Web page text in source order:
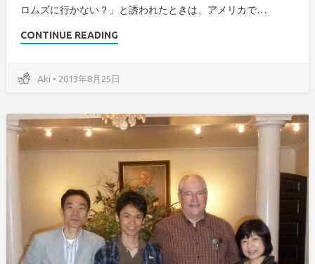
ロムズに行かない？」と誘われたときは、アメリカで…
CONTINUE READING
Aki • 2013年8月25日